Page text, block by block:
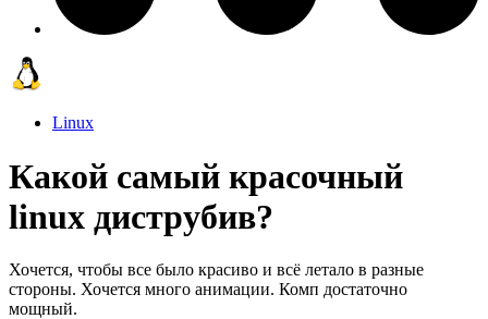
Linux
Какой самый красочный
linux диструбив?
Хочется, чтобы все было красиво и всё летало в разные
стороны. Хочется много анимации. Комп достаточно
мощный.